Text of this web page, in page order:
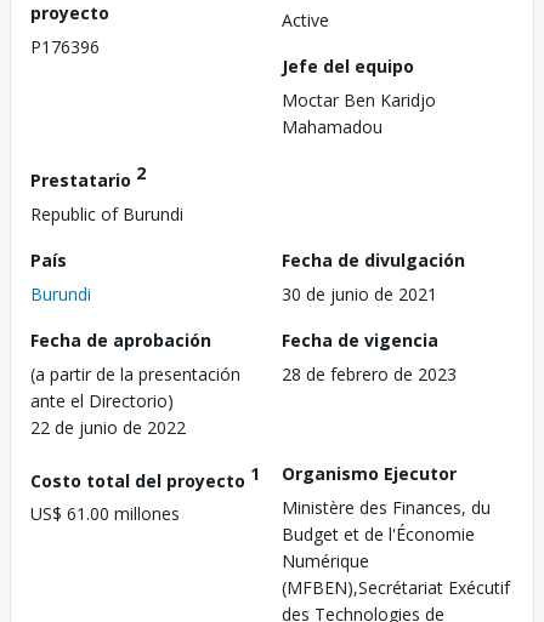
proyecto
P176396
Active
Jefe del equipo
Moctar Ben Karidjo
Mahamadou
Prestatario 2
Republic of Burundi
País
Burundi
Fecha de divulgación
30 de junio de 2021
Fecha de aprobación
(a partir de la presentación
ante el Directorio)
22 de junio de 2022
Fecha de vigencia
28 de febrero de 2023
Costo total del proyecto 1
US$ 61.00 millones
Organismo Ejecutor
Ministère des Finances, du
Budget et de l'Économie
Numérique
(MFBEN),Secrétariat Exécutif
des Technologies de